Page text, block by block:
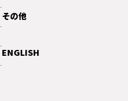
その他
ENGLISH